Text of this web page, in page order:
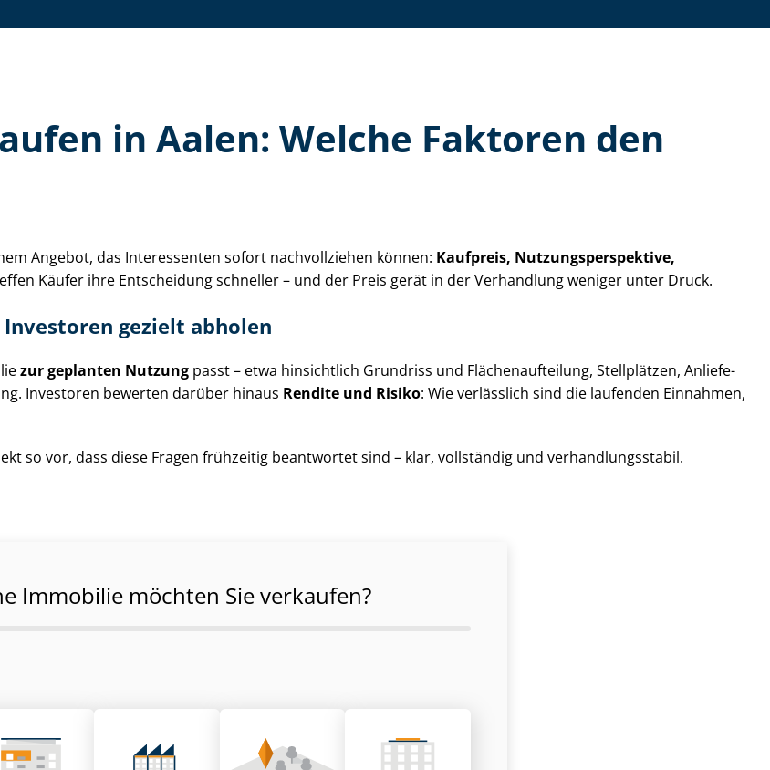
in Aalen: Welche Faktoren den
Angebot, das Interessenten sofort nachvollziehen können: Kaufpreis, Nut­zungs­per­spek­ti­ve,
Käufer ihre Entscheidung schneller – und der Preis gerät in der Verhandlung weniger unter Druck.
gezielt abholen
zur geplanten Nutzung passt – etwa hinsichtlich Grundriss und Flä­chen­auf­tei­lung, Stellplätzen, An­lie­fe­
Investoren bewerten darüber hinaus Rendite und Risiko: Wie verlässlich sind die laufenden Einnahmen,
so vor, dass diese Fragen frühzeitig beantwortet sind – klar, vollständig und ver­hand­lungs­sta­bil.
Immobilie möchten Sie verkaufen?